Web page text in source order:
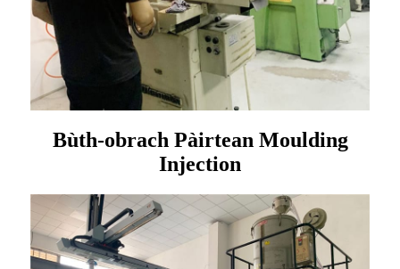
Bùth-obrach Pàirtean Moulding
Injection